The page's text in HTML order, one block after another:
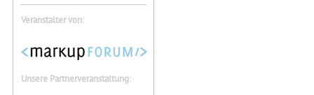
Veranstalter von:
Unsere Partnerveranstaltung: